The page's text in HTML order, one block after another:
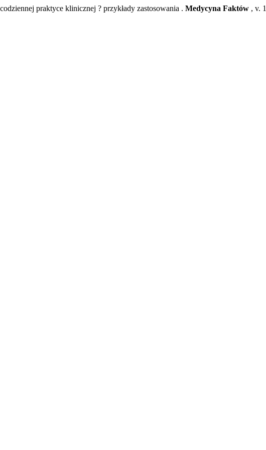
praktyce klinicznej ? przykłady zastosowania . Medycyna Faktów , v.